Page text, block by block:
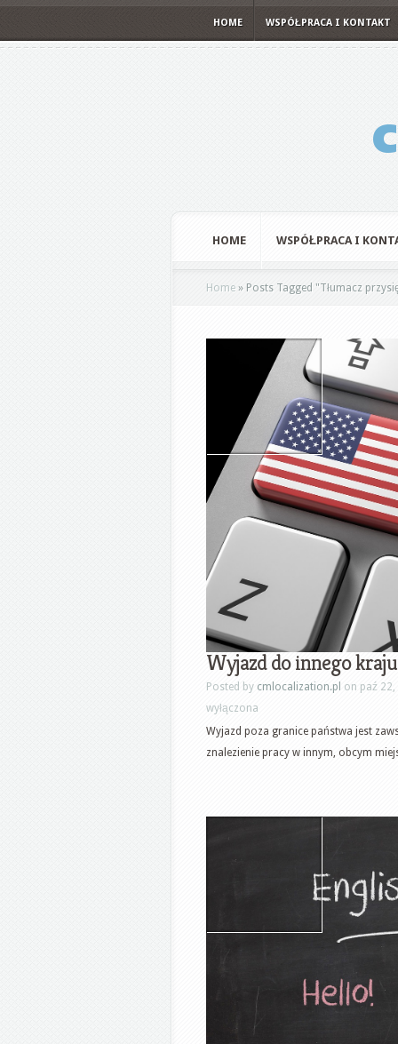
HOME WSPÓŁPRACA I KONTAKT
HOME WSPÓŁPRACA I
Home » Posts Tagged "Tłumacz
Wyjazd do innego
Posted by cmlocalization.pl on paź 22,
wyłączona
Wyjazd poza granice państwa jest
znalezienie pracy w innym, obcym